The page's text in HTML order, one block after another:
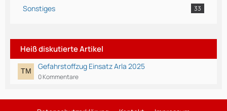
Sonstiges 33
Heiß diskutierte Artikel
Gefahrstoffzug Einsatz Arla 2025
0 Kommentare